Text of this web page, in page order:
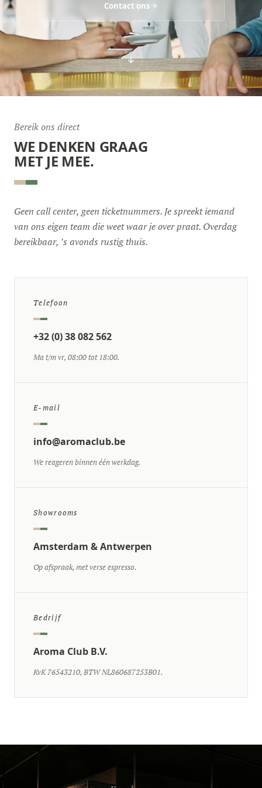
Contact ons
Bereik ons direct
WE DENKEN GRAAG
MET JE MEE.
Geen call center, geen ticketnummers. Je spreekt iemand
van ons eigen team die weet waar je over praat. Overdag
bereikbaar, ’s avonds rustig thuis.
Telefoon
+32 (0) 38 082 562
Ma t/m vr, 08:00 tot 18:00.
E-mail
info@aromaclub.be
We reageren binnen één werkdag.
Showrooms
Amsterdam & Antwerpen
Op afspraak, met verse espresso.
Bedrijf
Aroma Club B.V.
KvK 76543210, BTW NL860687253B01.